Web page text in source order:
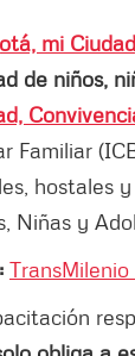
mi
de niños,
Familiar
hostales
Niñas y